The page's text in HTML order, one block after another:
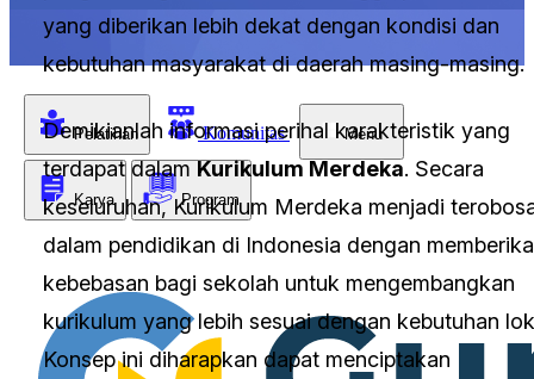
yang diberikan lebih dekat dengan kondisi dan
kebutuhan masyarakat di daerah masing-masing.
Demikianlah informasi perihal karakteristik yang
terdapat dalamKurikulum Merdeka. Secara
keseluruhan, Kurikulum Merdeka menjadi
dalam pendidikan di Indonesia dengan
kebebasan bagi sekolah untuk mengembangkan
kurikulum yang lebih sesuai dengan kebutuhan
Konsep ini diharapkan dapat menciptakan
Pelatihan Komunitas Menu
Karya Program